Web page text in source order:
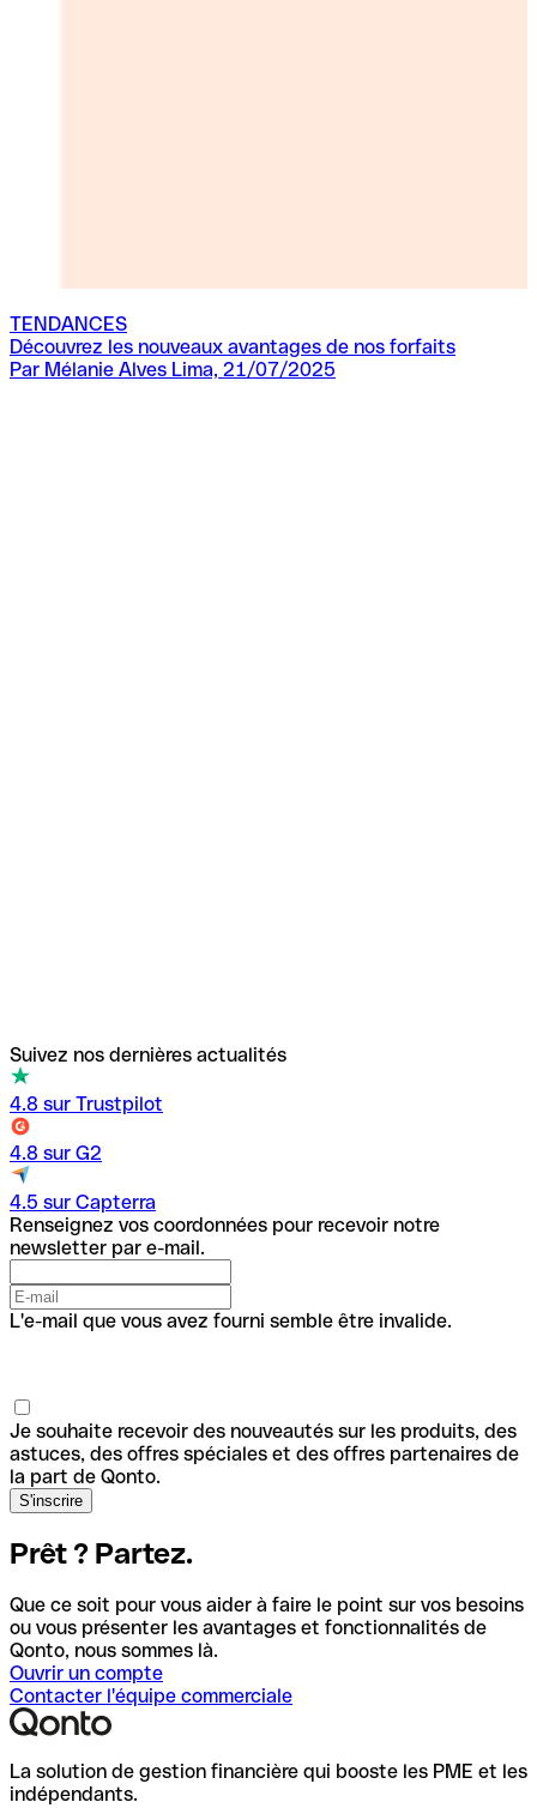
TENDANCES
Découvrez les nouveaux avantages de nos forfaits
Par Mélanie Alves Lima, 21/07/2025
Suivez nos dernières actualités
4.8 sur Trustpilot
4.8 sur G2
4.5 sur Capterra
Renseignez vos coordonnées pour recevoir notre
newsletter par e-mail.
L'e-mail que vous avez fourni semble être invalide.
Je souhaite recevoir des nouveautés sur les produits, des
astuces, des offres spéciales et des offres partenaires de
la part de Qonto.
Prêt ? Partez.
Que ce soit pour vous aider à faire le point sur vos besoins
ou vous présenter les avantages et fonctionnalités de
Qonto, nous sommes là.
Ouvrir un compte
Contacter l'équipe commerciale
La solution de gestion financière qui booste les PME et les
indépendants.